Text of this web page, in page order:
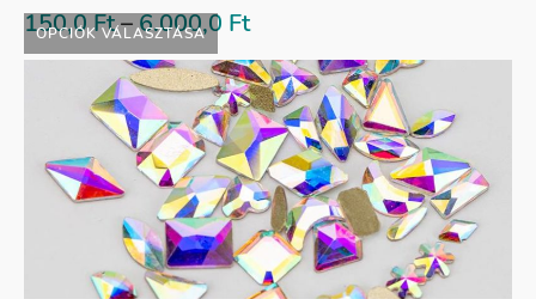
OPCIÓK VÁLASZTÁSA
150,0Ft–6.000,0 Ft